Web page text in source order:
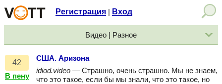
Регистрация Вход
Видео | Разное
42
В пену
США. Аризона
idiod.video — Страшно, очень страшно. Мы не знаем,
что это такое, если бы мы знали, что это такое, но